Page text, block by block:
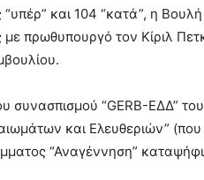
και 104 “κατά”, η
με πρωθυπουργό τον Κίριλ
συνασπισμού “GERB-ΕΔΔ”
και Ελευθεριών”
“Αναγέννηση”